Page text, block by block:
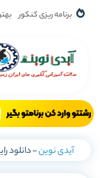
برنامه ریزی کنکور
آیدی نوین-دانلود